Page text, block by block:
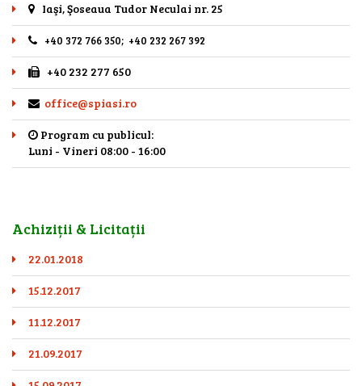
Iaşi, Şoseaua Tudor Neculai nr. 25
+40 372 766 350; +40 232 267 392
+40 232 277 650
office@spiasi.ro
Program cu publicul:
Luni - Vineri 08:00 - 16:00
Achiziții & Licitații
22.01.2018
15.12.2017
11.12.2017
21.09.2017